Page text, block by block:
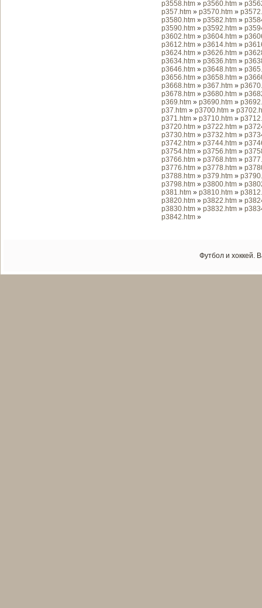
p3558.htm » p3560.htm »
p357.htm » p3570.htm »
p3580.htm » p3582.htm »
p3590.htm » p3592.htm »
p3602.htm » p3604.htm »
p3612.htm » p3614.htm »
p3624.htm » p3626.htm »
p3634.htm » p3636.htm »
p3646.htm » p3648.htm »
p3656.htm » p3658.htm »
p3668.htm » p367.htm »
p3678.htm » p3680.htm »
p369.htm » p3690.htm »
p37.htm » p3700.htm »
p371.htm » p3710.htm »
p3720.htm » p3722.htm »
p3730.htm » p3732.htm »
p3742.htm » p3744.htm »
p3754.htm » p3756.htm »
p3766.htm » p3768.htm »
p3776.htm » p3778.htm »
p3788.htm » p379.htm »
p3798.htm » p3800.htm »
p381.htm » p3810.htm »
p3820.htm » p3822.htm »
p3830.htm » p3832.htm »
p3842.htm »
Футбол и хоккей.